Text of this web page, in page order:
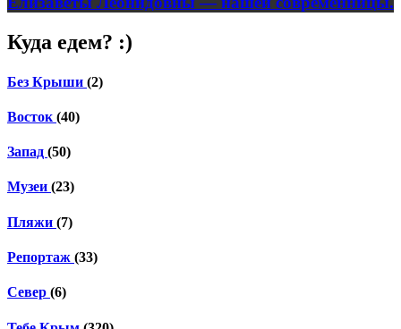
Куда едем? :)
Без Крыши (2)
Восток (40)
Запад (50)
Музеи (23)
Пляжи (7)
Репортаж (33)
Север (6)